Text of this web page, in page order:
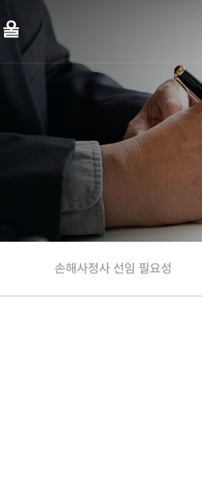
손해사정사 선임 필요성